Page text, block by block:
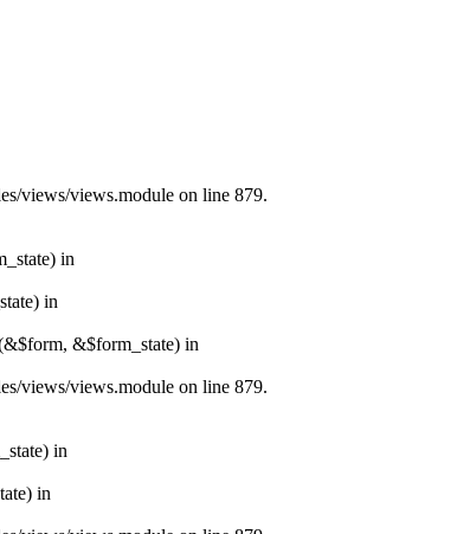
views/views.module on line 879.
in
in
&$form_state) in
views/views.module on line 879.
in
in